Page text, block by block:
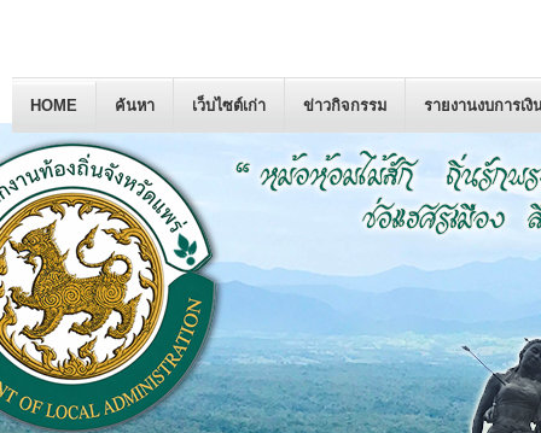
HOME ค้นหา เว็บไซต์เก่า ข่าวกิจกรรม รายงานงบการเงิ